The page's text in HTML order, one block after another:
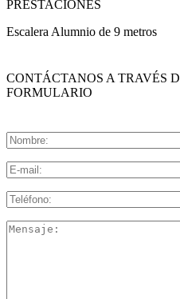
PRESTACIONES
Escalera Alumnio de 9 metros
CONTÁCTANOS A TRAVÉS
FORMULARIO